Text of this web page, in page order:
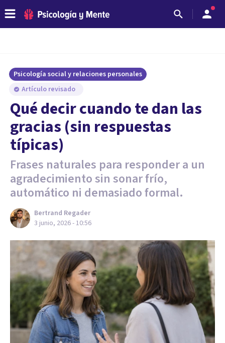
Psicología social y relaciones personales
Artículo revisado
Qué decir cuando te dan las
gracias (sin respuestas
típicas)
Frases naturales para responder a un
agradecimiento sin sonar frío,
automático ni demasiado formal.
Bertrand Regader
3 junio, 2026 - 10:56